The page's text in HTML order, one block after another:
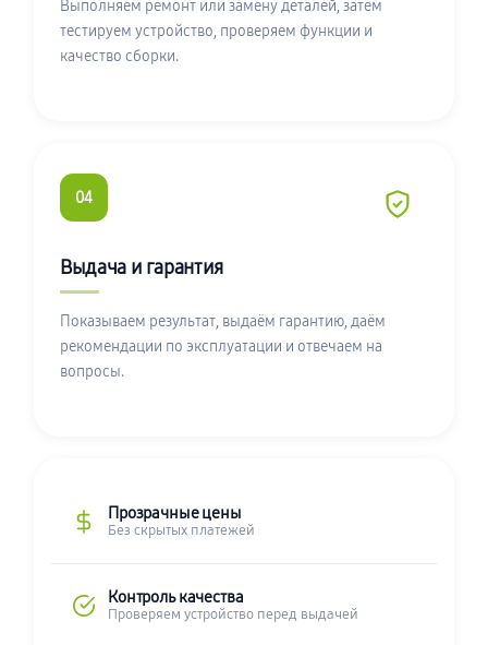
Выполняем ремонт или замену деталей, затем
тестируем устройство, проверяем функции и
качество сборки.
04
Выдача и гарантия
Показываем результат, выдаём гарантию, даём
рекомендации по эксплуатации и отвечаем на
вопросы.
Прозрачные цены
Без скрытых платежей
Контроль качества
Проверяем устройство перед выдачей